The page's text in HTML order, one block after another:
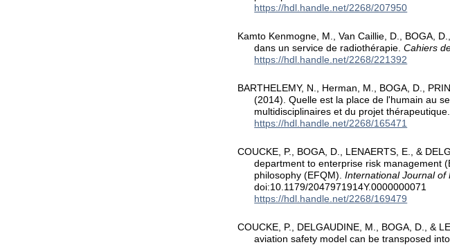
https://hdl.handle.net/2268/207950
Kamto Kenmogne, M., Van Caillie, D., BOGA,
dans un service de radiothérapie.Cahiers
https://hdl.handle.net/2268/221392
BARTHELEMY, N., Herman, M., BOGA, D.,
(2014). Quelle est la place de l'humain au
multidisciplinaires et du projet
https://hdl.handle.net/2268/165471
COUCKE, P., BOGA, D., LENAERTS, E., &
department to enterprise risk management
philosophy (EFQM).International Journal of
doi:10.1179/2047971914Y.0000000071
https://hdl.handle.net/2268/169479
COUCKE, P., DELGAUDINE, M., BOGA, D., &
aviation safety model can be transposed